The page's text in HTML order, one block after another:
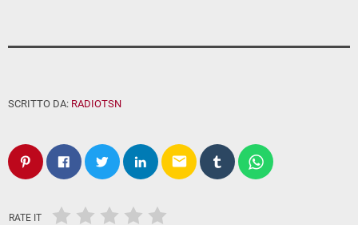
SCRITTO DA: RADIOTSN
email
RATE IT